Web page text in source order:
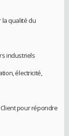
la qualité du
industriels
électricité,
pour répondre